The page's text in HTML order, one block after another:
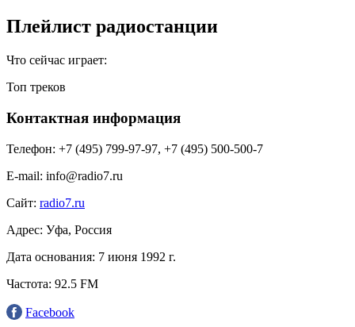
Плейлист радиостанции
Что сейчас играет:
Топ треков
Контактная информация
Телефон: +7 (495) 799-97-97, +7 (495) 500-500-7
E-mail: info@radio7.ru
Сайт: radio7.ru
Адрес: Уфа, Россия
Дата основания: 7 июня 1992 г.
Частота: 92.5 FM
Facebook